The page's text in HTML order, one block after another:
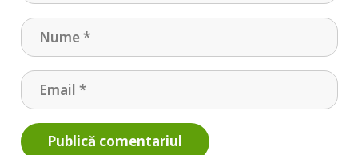
Publică comentariul